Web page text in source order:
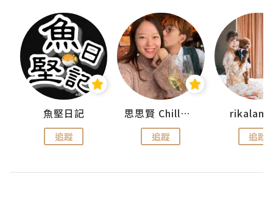
魚堅日記
追蹤
思思賢 ChillMyBabe
追蹤 追蹤